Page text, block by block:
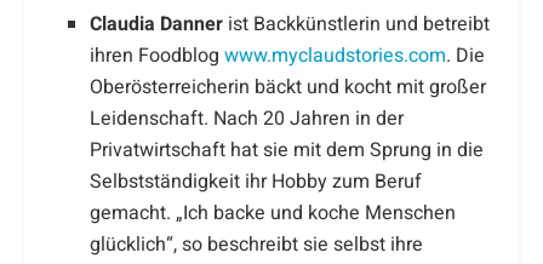
Claudia Danner ist Backkünstlerin und betreibt
ihren Foodblogwww.myclaudstories.com. Die
Oberösterreicherin bäckt und kocht mit großer
Leidenschaft. Nach 20 Jahren in der
Privatwirtschaft hat sie mit dem Sprung in die
Selbstständigkeit ihr Hobby zum Beruf
gemacht. „Ich backe und koche Menschen
glücklich“, so beschreibt sie selbst ihre